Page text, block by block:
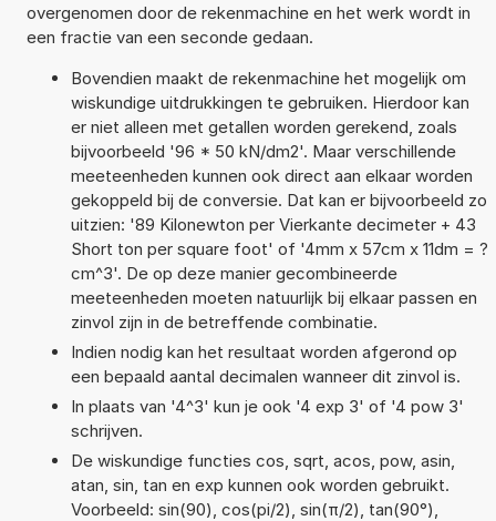
overgenomen door de rekenmachine en het werk wordt in
een fractie van een seconde gedaan.
Bovendien maakt de rekenmachine het mogelijk om
wiskundige uitdrukkingen te gebruiken. Hierdoor kan
er niet alleen met getallen worden gerekend, zoals
bijvoorbeeld '96 * 50 kN/dm2'. Maar verschillende
meeteenheden kunnen ook direct aan elkaar worden
gekoppeld bij de conversie. Dat kan er bijvoorbeeld zo
uitzien: '89 Kilonewton per Vierkante decimeter + 43
Short ton per square foot' of '4mm x 57cm x 11dm = ?
cm^3'. De op deze manier gecombineerde
meeteenheden moeten natuurlijk bij elkaar passen en
zinvol zijn in de betreffende combinatie.
Indien nodig kan het resultaat worden afgerond op
een bepaald aantal decimalen wanneer dit zinvol is.
In plaats van '4^3' kun je ook '4 exp 3' of '4 pow 3'
schrijven.
De wiskundige functies cos, sqrt, acos, pow, asin,
atan, sin, tan en exp kunnen ook worden gebruikt.
Voorbeeld: sin(90), cos(pi/2), sin(π/2), tan(90°),